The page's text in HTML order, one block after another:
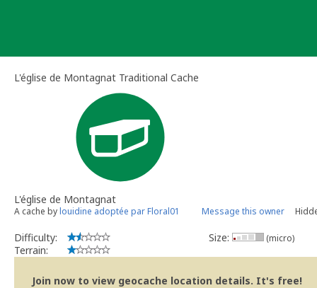
L'église de Montagnat Traditional Cache
L'église de Montagnat
A cache bylouidine adoptée par Floral01 Message this owner
Difficulty:
Terrain:
Size: (micro)
Join now to view geocache location details. It's free!